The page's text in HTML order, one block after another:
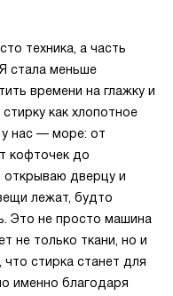
техника, а часть
стала меньше
времени на глажку и
как хлопотное
нас — море: от
кофточек до
открываю дверцу и
лежат, будто
Это не просто машина
не только ткани, но и
стирка станет для
именно благодаря